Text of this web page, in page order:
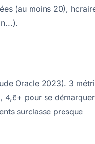
(au moins 20),
Oracle 2023). 3
4,6+ pour se
surclasse presque